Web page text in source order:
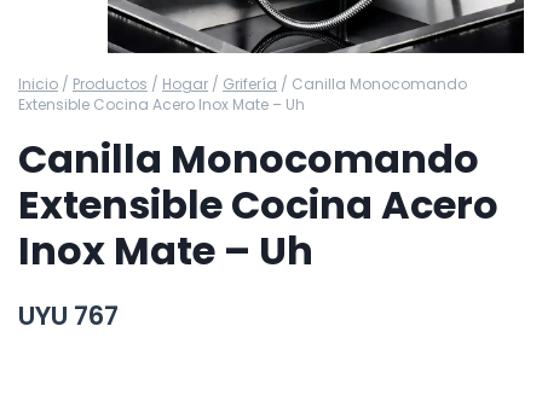
Inicio / Productos / Hogar / Grifería / Canilla Monocomando
Extensible Cocina Acero Inox Mate – Uh
Canilla Monocomando
Extensible Cocina Acero
Inox Mate – Uh
UYU 767